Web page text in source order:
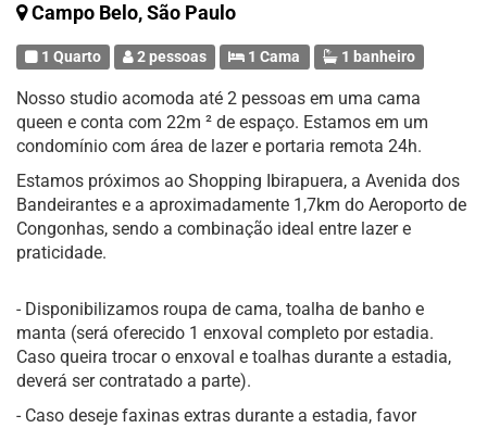
Campo Belo, São Paulo
1 Quarto 2 pessoas 1 Cama 1 banheiro
Nosso studio acomoda até 2 pessoas em uma cama
queen e conta com 22m ² de espaço. Estamos em um
condomínio com área de lazer e portaria remota 24h.
Estamos próximos ao Shopping Ibirapuera, a Avenida dos
Bandeirantes e a aproximadamente 1,7km do Aeroporto de
Congonhas, sendo a combinação ideal entre lazer e
praticidade.
- Disponibilizamos roupa de cama, toalha de banho e
manta (será oferecido 1 enxoval completo por estadia.
Caso queira trocar o enxoval e toalhas durante a estadia,
deverá ser contratado a parte).
- Caso deseje faxinas extras durante a estadia, favor